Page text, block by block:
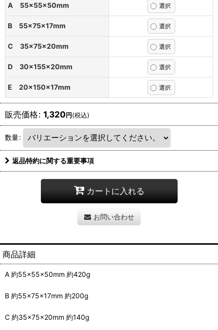
A 55×55×50mm
B 55×75×17mm
C 35×75×20mm
D 30×155×20mm
E 20×150×17mm
販売価格: 1,320円(税込)
数量:
返品特約に関する重要事項
カートに入れる
お問い合わせ
商品詳細
A 約55×55×50mm 約420g
B 約55×75×17mm 約200g
C 約35×75×20mm 約140g